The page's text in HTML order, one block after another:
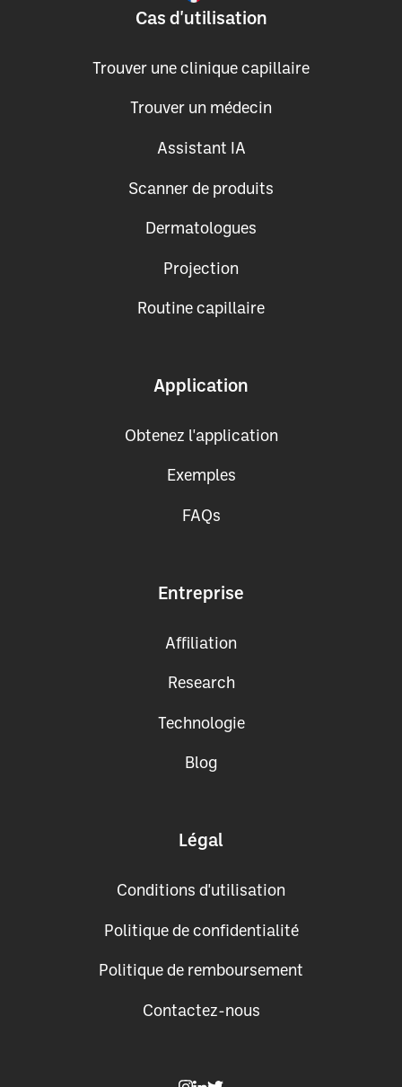
Cas d'utilisation
Trouver une clinique capillaire
Trouver un médecin
Assistant IA
Scanner de produits
Dermatologues
Projection
Routine capillaire
Application
Obtenez l'application
Exemples
FAQs
Entreprise
Affiliation
Research
Technologie
Blog
Légal
Conditions d'utilisation
Politique de confidentialité
Politique de remboursement
Contactez-nous